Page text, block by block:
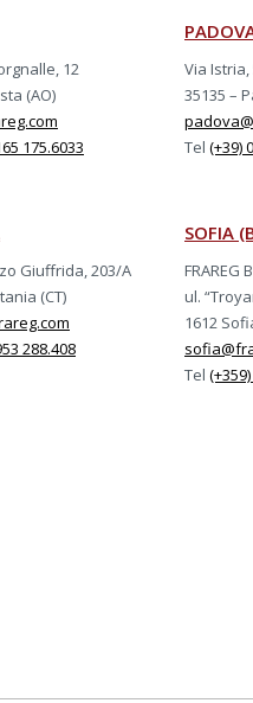
12
(AO)
175.6033
Via Istria,
35135 –
Tel (+39)
Giuffrida, 203/A
(CT)
288.408
SOFIA
FRAREG
ul.
1612
Tel